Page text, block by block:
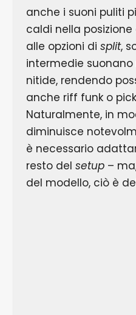
anche i suoni puliti
caldi nella
alle opzioni di split,
intermedie
nitide, rendendo
anche riff funk o
Naturalmente, in
diminuisce
è necessario
resto del setup –
del modello, ciò è